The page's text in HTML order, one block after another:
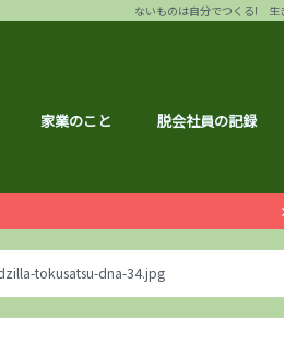
ないものは自分でつくる! 生
家業のこと 脱会社員の記録
tokusatsu-dna-34.jpg